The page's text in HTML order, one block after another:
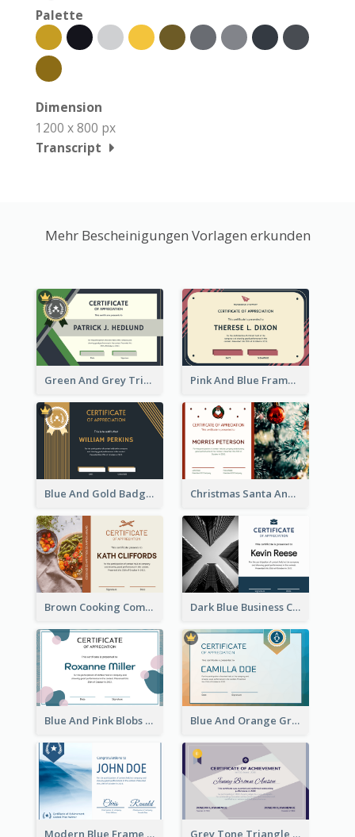
Palette
Dimension
1200 x 800 px
Transcript
Mehr Bescheinigungen Vorlagen erkunden
Green And Grey Triangles With Badge Certificate Pink And Blue Frame Company Certificate
Blue And Gold Badge Appreciation Certificate Christmas Santa And Tree Photo Certificate
Brown Cooking Competition Award Certificate Dark Blue Business Certificate
Blue And Pink Blobs Plain Certificate Blue And Orange Gradient Certificate
Modern Blue Frame With Photo Certificate Design Grey Tone Triangle Design of Certificate For Achievement